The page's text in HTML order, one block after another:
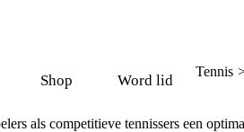
Shop Word lid
Tennis
als competitieve tennissers een